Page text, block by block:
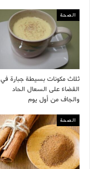
الصحة
ثلاث مكونات بسيطة جبارة في
القضاء على السعال الحاد
والجاف من أول يوم
الصحة